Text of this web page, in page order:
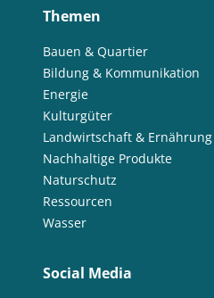
Themen
Bauen & Quartier
Bildung & Kommunikation
Energie
Kulturgüter
Landwirtschaft & Ernährung
Nachhaltige Produkte
Naturschutz
Ressourcen
Wasser
Social Media